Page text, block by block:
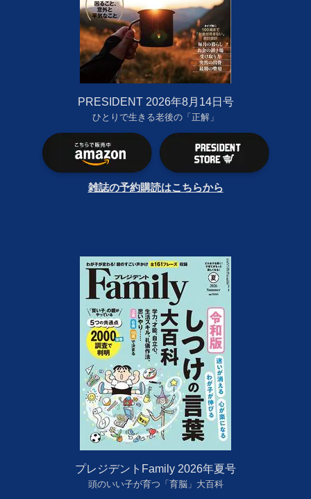
PRESIDENT 2026年8月14日号
ひとりで生きる老後の「正解」
雑誌の予約購読はこちらから
プレジデントFamily 2026年夏号
頭のいい子が育つ「育脳」大百科